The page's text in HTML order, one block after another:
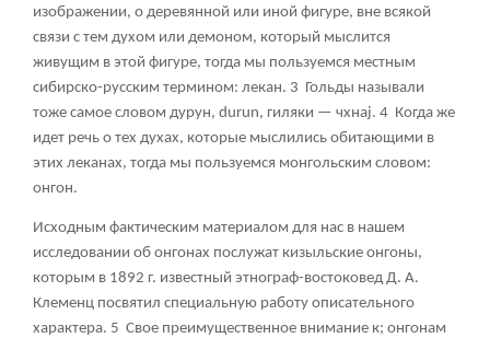
изображении, о деревянной или иной фигуре, вне всякой
связи с тем духом или демоном, который мыслится
живущим в этой фигуре, тогда мы пользуемся местным
сибирско-русским термином: лекан. 3 Гольды называли
тоже самое словом дурун, durun, гиляки — чхнаj. 4 Когда же
идет речь о тех духах, которые мыслились обитающими в
этих леканах, тогда мы пользуемся монгольским словом:
онгон.
Исходным фактическим материалом для нас в нашем
исследовании об онгонах послужат кизыльские онгоны,
которым в 1892 г. известный этнограф-востоковед Д. А.
Клеменц посвятил специальную работу описательного
характера. 5 Свое преимущественное внимание к; онгонам